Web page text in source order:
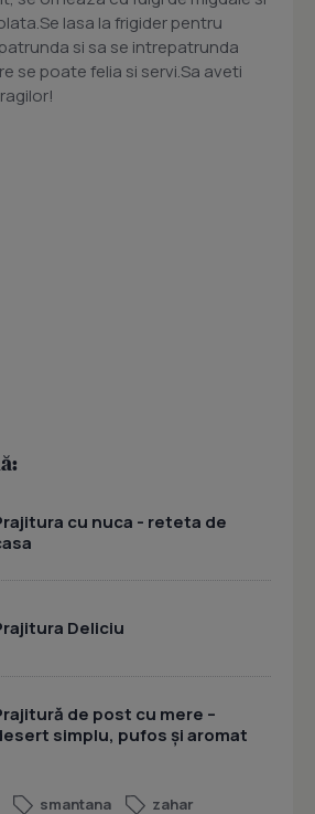
lasa la frigider pentru
si sa se intrepatrunda
se poate felia si servi.Sa aveti
cu nuca - reteta de
Deliciu
de post cu mere –
simplu, pufos și aromat
smantana
zahar